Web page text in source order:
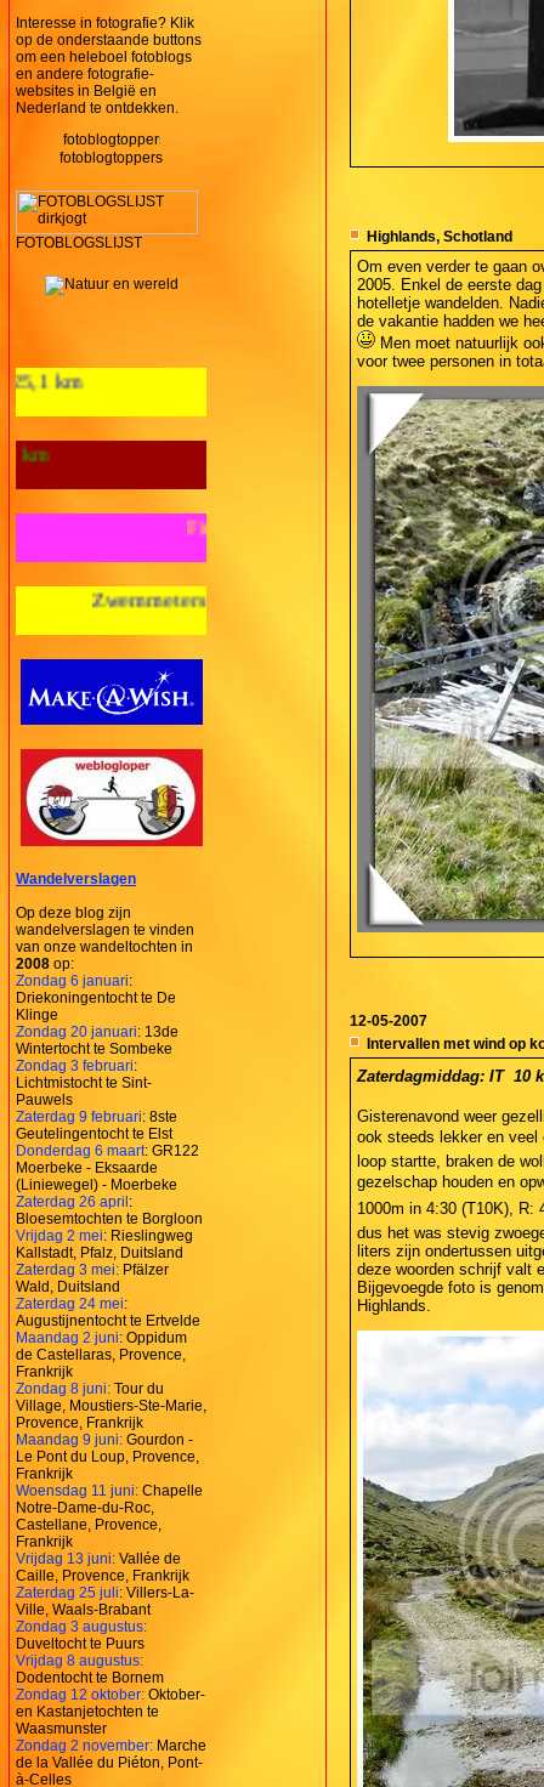
Interesse in fotografie? Klik
op de onderstaande buttons
om een heleboel fotoblogs
en andere fotografie-
websites in België en
Nederland te ontdekken.
fotoblogtoppers
FOTOBLOGSLIJST
Wandelkilometers 2012: 28 km
Fietskilometers 2012: nul km
2012: nul m
Wandelverslagen
Op deze blog zijn
wandelverslagen te vinden
van onze wandeltochten in
2008 op:
Zondag 6 januari:
Driekoningentocht te De
Klinge
Zondag 20 januari: 13de
Wintertocht te Sombeke
Zondag 3 februari:
Lichtmistocht te Sint-
Pauwels
Zaterdag 9 februari: 8ste
Geutelingentocht te Elst
Donderdag 6 maart: GR122
Moerbeke - Eksaarde
(Liniewegel) - Moerbeke
Zaterdag 26 april:
Bloesemtochten te Borgloon
Vrijdag 2 mei: Rieslingweg
Kallstadt, Pfalz, Duitsland
Zaterdag 3 mei: Pfälzer
Wald, Duitsland
Zaterdag 24 mei:
Augustijnentocht te Ertvelde
Maandag 2 juni: Oppidum
de Castellaras, Provence,
Frankrijk
Zondag 8 juni: Tour du
Village, Moustiers-Ste-Marie,
Provence, Frankrijk
Maandag 9 juni: Gourdon -
Le Pont du Loup, Provence,
Frankrijk
Woensdag 11 juni: Chapelle
Notre-Dame-du-Roc,
Castellane, Provence,
Frankrijk
Vrijdag 13 juni: Vallée de
Caille, Provence, Frankrijk
Zaterdag 25 juli: Villers-La-
Ville, Waals-Brabant
Zondag 3 augustus:
Duveltocht te Puurs
Vrijdag 8 augustus:
Dodentocht te Bornem
Zondag 12 oktober: Oktober-
en Kastanjetochten te
Waasmunster
Zondag 2 november: Marche
de la Vallée du Piéton, Pont-
à-Celles
Highlands, Schotland
Om even verder te gaan
2005. Enkel de eerste
hotelletje wandelden.
de vakantie hadden we
Men moet natuurlijk
voor twee personen in
12-05-2007
Intervallen met wind op
Zaterdagmiddag: IT  10
Gisterenavond weer
ook steeds lekker en veel
loop startte, braken de
gezelschap houden en
1000m in 4:30 (T10K), R:
dus het was stevig
liters zijn ondertussen
deze woorden schrijf valt
Bijgevoegde foto is
Highlands.